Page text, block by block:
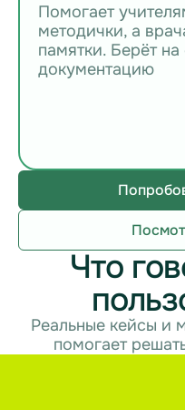
Помогает
методички, а
памятки. Берёт
документацию
Что
Реальные кейсы и
помогает